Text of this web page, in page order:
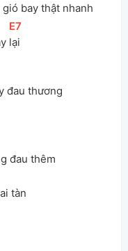
gió bay thật nhanh
[E7
lại
đau thương
đau thêm
tàn